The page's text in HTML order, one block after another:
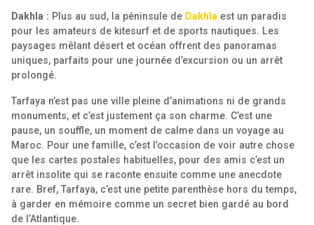
Dakhla : Plus au sud, la péninsule de Dakhla est un paradis
pour les amateurs de kitesurf et de sports nautiques. Les
paysages mêlant désert et océan offrent des panoramas
uniques, parfaits pour une journée d’excursion ou un arrêt
prolongé.
Tarfaya n’est pas une ville pleine d’animations ni de grands
monuments, et c’est justement ça son charme. C’est une
pause, un souffle, un moment de calme dans un voyage au
Maroc. Pour une famille, c’est l’occasion de voir autre chose
que les cartes postales habituelles, pour des amis c’est un
arrêt insolite qui se raconte ensuite comme une anecdote
rare. Bref, Tarfaya, c’est une petite parenthèse hors du temps,
à garder en mémoire comme un secret bien gardé au bord
de l’Atlantique.